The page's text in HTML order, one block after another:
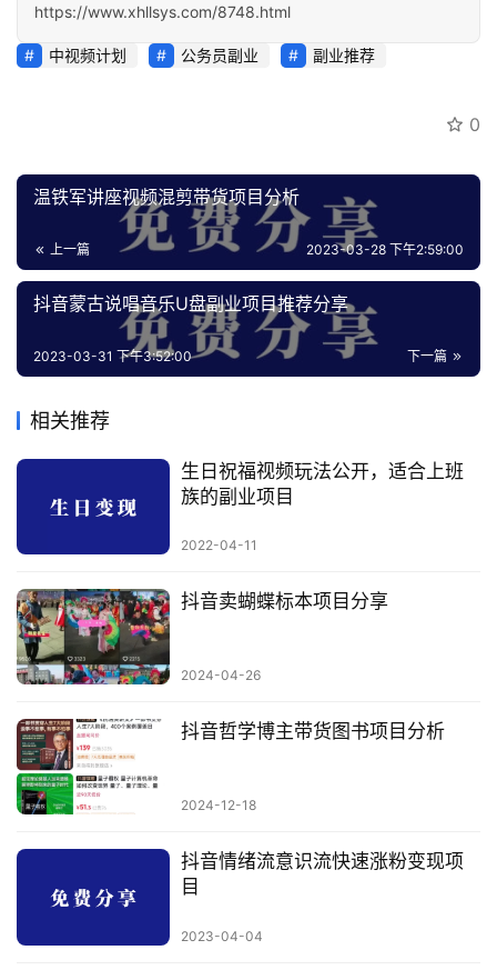
https://www.xhllsys.com/8748.html
中视频计划 公务员副业 副业推荐
0
温铁军讲座视频混剪带货项目分析
上一篇 2023-03-28 下午2:59:00
抖音蒙古说唱音乐U盘副业项目推荐分享
下一篇
2023-03-31 下午3:52:00
相关推荐
生日祝福视频玩法公开，适合上班
族的副业项目
2022-04-11
抖音卖蝴蝶标本项目分享
2024-04-26
抖音哲学博主带货图书项目分析
2024-12-18
抖音情绪流意识流快速涨粉变现项
目
2023-04-04